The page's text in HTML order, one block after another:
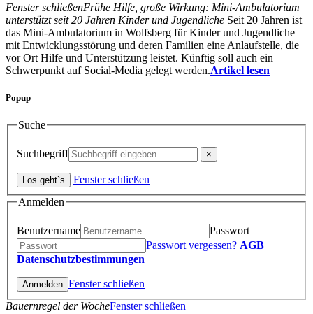
Fenster schließenFrühe Hilfe, große Wirkung: Mini‑Ambulatorium
unterstützt seit 20 Jahren Kinder und Jugendliche Seit 20 Jahren ist
das Mini-Ambulatorium in Wolfsberg für Kinder und Jugendliche
mit Entwicklungsstörung und deren Familien eine Anlaufstelle, die
vor Ort Hilfe und Unterstützung leistet. Künftig soll auch ein
Schwerpunkt auf Social-Media gelegt werden.Artikel lesen
Popup
Suche
Suchbegriff
Fenster schließen
Anmelden
Benutzername
Passwort
Passwort vergessen? AGB
Datenschutzbestimmungen
Fenster schließen
Bauernregel der WocheFenster schließen